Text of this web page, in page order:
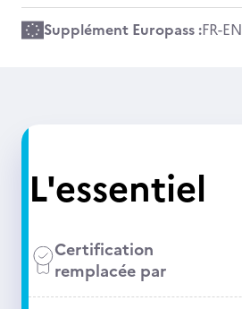
Supplément Europass :FR-EN
L'essentiel
Certification
remplacée par